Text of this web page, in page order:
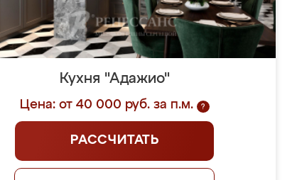
Кухня "Адажио"
Цена: от 40 000 руб. за п.м. ?
РАССЧИТАТЬ